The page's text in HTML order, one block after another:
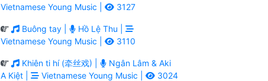
Vietnamese Young Music |
3127
Buông tay |
Hồ Lệ Thu |
Vietnamese Young Music |
3110
Khiên ti hí (牵丝戏) |
Ngân Lâm & Aki
A Kiệt |
Vietnamese Young Music | 3024